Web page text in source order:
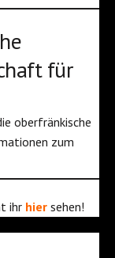
für
oberfränkische
zum
ihr hier sehen!